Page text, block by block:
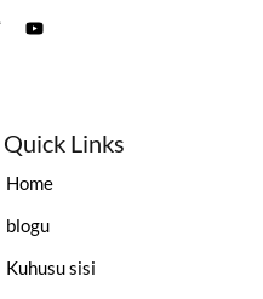
Quick Links
Home
blogu
Kuhusu sisi